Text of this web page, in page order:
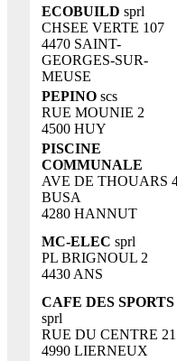
ECOBUILD sprl
CHSEE VERTE 107
4470 SAINT-
GEORGES-SUR-
MEUSE
PEPINO scs
RUE MOUNIE 2
4500 HUY
PISCINE
COMMUNALE
AVE DE THOUARS
BUSA
4280 HANNUT
MC-ELEC sprl
PL BRIGNOUL 2
4430 ANS
CAFE DES SPORTS
sprl
RUE DU CENTRE 21
4990 LIERNEUX